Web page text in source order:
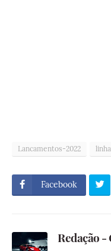
Lancamentos-2022
Facebook
Redação